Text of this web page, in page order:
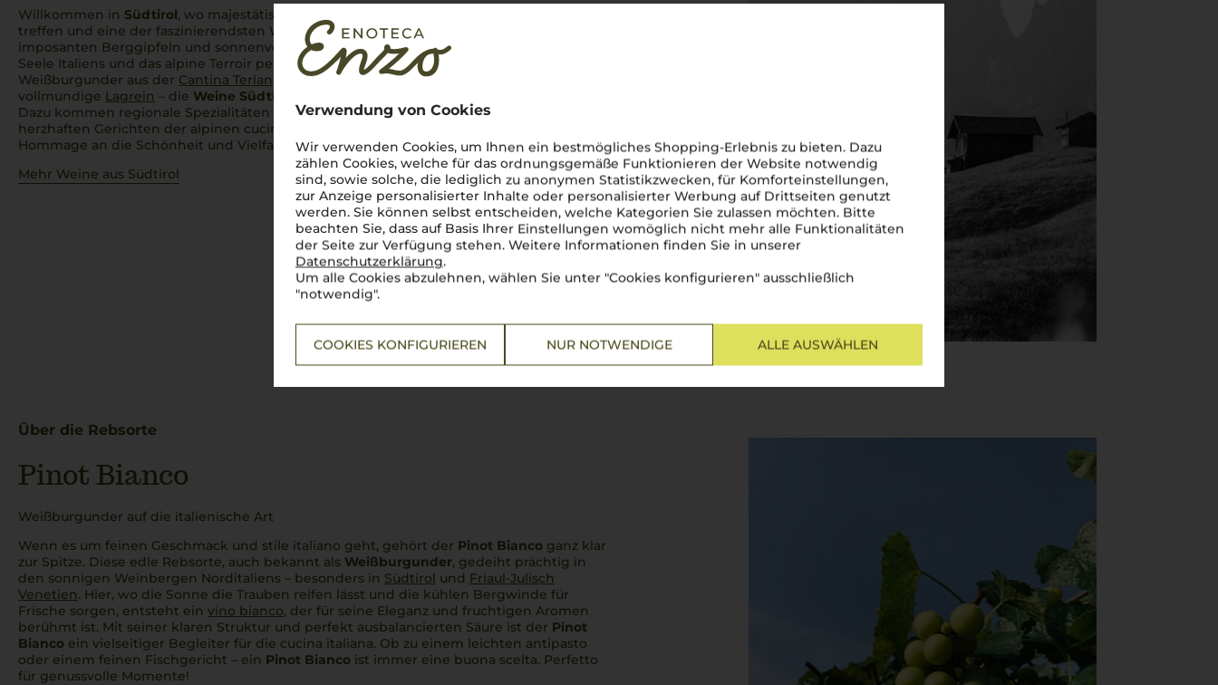
Verwendung von Cookies
Wir verwenden Cookies, um Ihnen ein bestmögliches Shopping-Erlebnis zu bieten. Dazu
zählen Cookies, welche für das ordnungsgemäße Funktionieren der Website notwendig
sind, sowie solche, die lediglich zu anonymen Statistikzwecken, für Komforteinstellungen,
zur Anzeige personalisierter Inhalte oder personalisierter Werbung auf Drittseiten genutzt
werden. Sie können selbst entscheiden, welche Kategorien Sie zulassen möchten. Bitte
beachten Sie, dass auf Basis Ihrer Einstellungen womöglich nicht mehr alle Funktionalitäten
der Seite zur Verfügung stehen. Weitere Informationen finden Sie in unserer
Datenschutzerklärung.
Um alle Cookies abzulehnen, wählen Sie unter "Cookies konfigurieren" ausschließlich
"notwendig".
COOKIES KONFIGURIEREN NUR NOTWENDIGE ALLE AUSWÄHLEN
Willkommen in Südtirol, wo majestätische Alpenlandschaften auf italienischen Charme
treffen und eine der faszinierendsten Weinregionen des Landes bilden. Zwischen
imposanten Berggipfeln und sonnenverwöhnten Weinbergen entstehen Weine, die die
Seele Italiens und das alpine Terroir perfekt vereinen. Ob der erstklassige
Weißburgunder aus der Cantina Terlan , der aromatischeSauvignon Blanc
vollmundige Lagrein – die Weine Südtirols
Dazu kommen regionale Spezialitäten wie der leichte Vernatsch, der perfekt zu den
herzhaften Gerichten der alpinen cucina
Hommage an die Schönheit und Vielfalt dieser einzigartigen Region.Salute a Südtirol!
Mehr Weine aus Südtirol
Über die Rebsorte
Pinot Bianco
Weißburgunder auf die italienische Art
Wenn es um feinen Geschmack und stile italiano geht, gehört der Pinot Bianco ganz klar
zur Spitze. Diese edle Rebsorte, auch bekannt als Weißburgunder, gedeiht prächtig in
den sonnigen Weinbergen Norditaliens – besonders in Südtirol und Friaul-Julisch
Venetien. Hier, wo die Sonne die Trauben reifen lässt und die kühlen Bergwinde für
Frische sorgen, entsteht ein vino bianco, der für seine Eleganz und fruchtigen Aromen
berühmt ist. Mit seiner klaren Struktur und perfekt ausbalancierten Säure ist der Pinot
Bianco ein vielseitiger Begleiter für die cucina italiana. Ob zu einem leichten antipasto
oder einem feinen Fischgericht – ein Pinot Bianco ist immer eine buona scelta. Perfetto
für genussvolle Momente!